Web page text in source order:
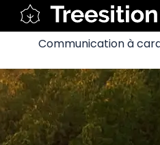
Communication à